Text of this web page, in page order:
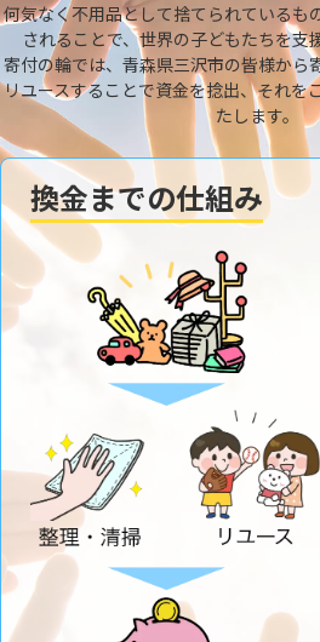
何気なく不用品として捨てられているも
されることで、世界の子どもたちを支
寄付の輪では、青森県三沢市の皆様から
リユースすることで資金を捻出、それを
たします。
換金までの仕組み